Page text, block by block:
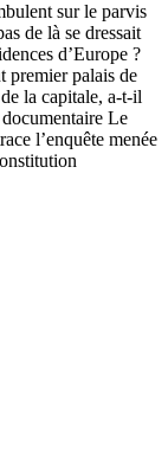
sur le parvis
de là se dressait
d’Europe ?
premier palais de
la capitale, a-t-il
Le
l’enquête menée